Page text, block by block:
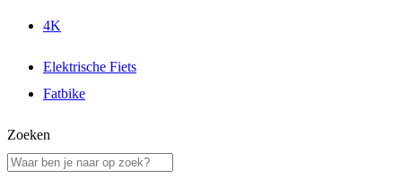
4K
Elektrische Fiets
Fatbike
Zoeken